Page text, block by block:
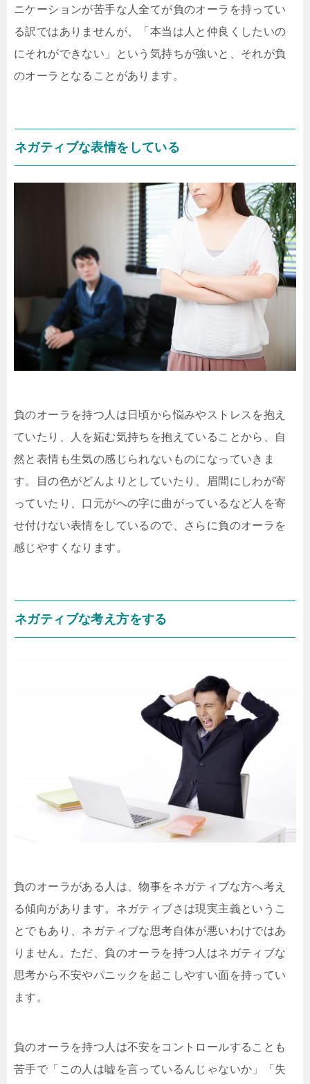
ニケーションが苦手な人全てが負のオーラを持ってい
る訳ではありませんが、「本当は人と仲良くしたいの
にそれができない」という気持ちが強いと、それが負
のオーラとなることがあります。
ネガティブな表情をしている
負のオーラを持つ人は日頃から悩みやストレスを抱え
ていたり、人を妬む気持ちを抱えていることから、自
然と表情も生気の感じられないものになっていきま
す。目の色がどんよりとしていたり、眉間にしわが寄
っていたり、口元がへの字に曲がっているなど人を寄
せ付けない表情をしているので、さらに負のオーラを
感じやすくなります。
ネガティブな考え方をする
負のオーラがある人は、物事をネガティブな方へ考え
る傾向があります。ネガティブさは現実主義というこ
とでもあり、ネガティブな思考自体が悪いわけではあ
りません。ただ、負のオーラを持つ人はネガティブな
思考から不安やパニックを起こしやすい面を持ってい
ます。
負のオーラを持つ人は不安をコントロールすることも
苦手で「この人は嘘を言っているんじゃないか」「失